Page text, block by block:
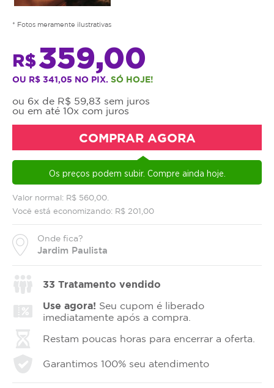
* Fotos meramente ilustrativas
Valor normal: R$ 560,00.
Você está economizando: R$ 201,00
Onde fica?
Jardim Paulista
R$359,00
OU R$ 341,05 NO PIX. SÓ HOJE!
ou 6x de R$ 59,83 sem juros
ou em até 10x com juros
COMPRAR AGORA
Os preços podem subir. Compre ainda hoje.
33 Tratamento vendido
Use agora! Seu cupom é liberado
imediatamente após a compra.
Restam poucas horas para encerrar a oferta.
Garantimos 100% seu atendimento